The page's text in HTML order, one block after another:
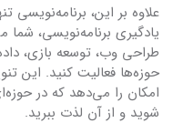
علاوه بر این، برنامه‌نویسی
یادگیری برنامه‌نویسی، شما
طراحی وب، توسعه بازی،
حوزه‌ها فعالیت کنید. این
امکان را می‌دهد که در
شوید و از آن لذت ببرید.